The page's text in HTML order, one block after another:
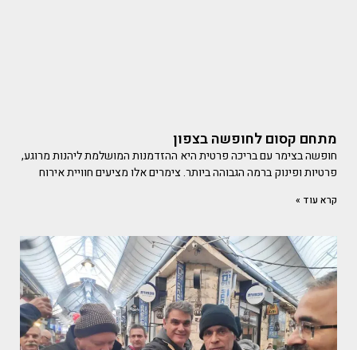
מתחם קסום לחופשה בצפון
חופשה בצימר עם בריכה פרטית היא ההזדמנות המושלמת ליהנות מרוגע,
פרטיות ופינוק ברמה הגבוהה ביותר. צימרים אלו מציעים חוויית אירוח
קרא עוד »